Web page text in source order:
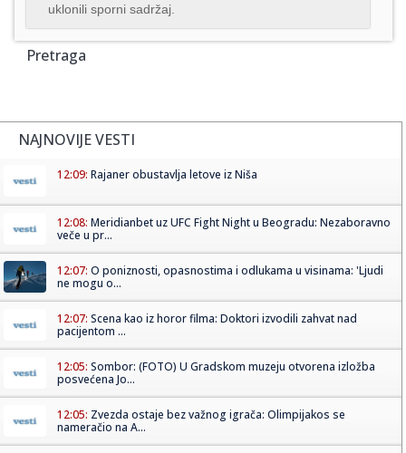
uklonili sporni sadržaj.
Pretraga
NAJNOVIJE VESTI
12:09: Rajaner obustavlja letove iz Niša
12:08: Meridianbet uz UFC Fight Night u Beogradu: Nezaboravno
veče u pr...
12:07: O poniznosti, opasnostima i odlukama u visinama: 'Ljudi
ne mogu o...
12:07: Scena kao iz horor filma: Doktori izvodili zahvat nad
pacijentom ...
12:05: Sombor: (FOTO) U Gradskom muzeju otvorena izložba
posvećena Jo...
12:05: Zvezda ostaje bez važnog igrača: Olimpijakos se
nameračio na A...